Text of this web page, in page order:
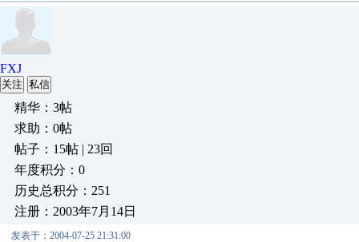
FXJ
关注 私信
精华：3帖
求助：0帖
帖子：15帖 | 23回
年度积分：0
历史总积分：251
注册：2003年7月14日
发表于：2004-07-25 21:31:00